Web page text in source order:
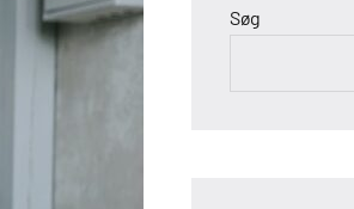
Søg